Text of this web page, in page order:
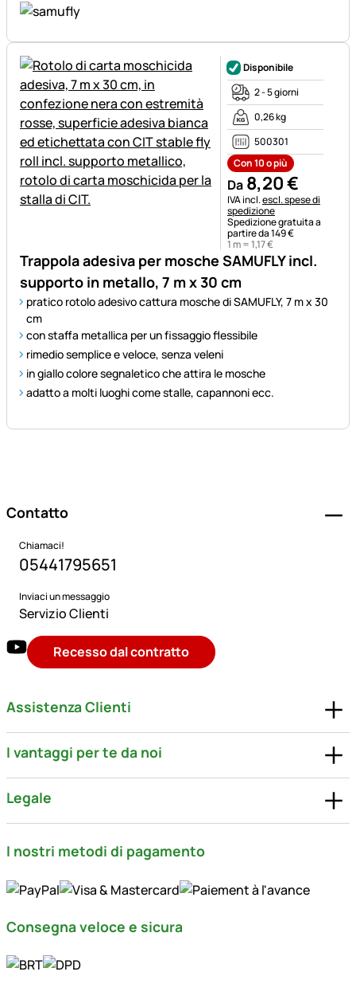
Trappola adesiva per mosche SAMUFLY incl.
supporto in metallo, 7 m x 30 cm
pratico rotolo adesivo cattura mosche di SAMUFLY, 7 m x 30
cm
con staffa metallica per un fissaggio flessibile
rimedio semplice e veloce, senza veleni
in giallo colore segnaletico che attira le mosche
adatto a molti luoghi come stalle, capannoni ecc.
Disponibile
2 - 5 giorni
0,26 kg
500301
Con 10 o più
Da 8,20€
Informazioni fiscali:
IVA incl.escl. spese di
spedizione
Spedizione gratuita a
partire da 149 €
1 m =1,17€
Contatto
Chiamaci!
05441795651
Inviaci un messaggio
Servizio Clienti
Recesso dal contratto
Assistenza Clienti
I vantaggi per te da noi
Legale
I nostri metodi di pagamento
Consegna veloce e sicura